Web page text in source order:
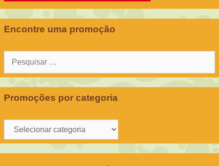
Encontre uma promoção
Pesquisar
Promoções por categoria
Promoções
por